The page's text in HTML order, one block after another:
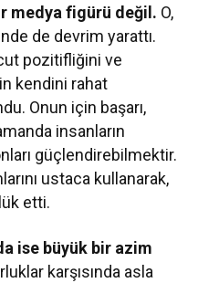
medya figürü değil. O,
de devrim yarattı.
pozitifliğini ve
kendini rahat
Onun için başarı,
insanların
güçlendirebilmektir.
ustaca kullanarak,
etti.
ise büyük bir azim
karşısında asla